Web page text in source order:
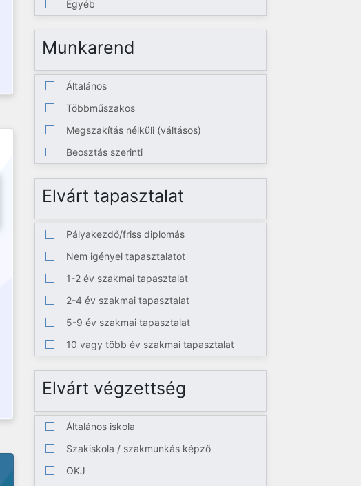
Egyéb
Munkarend
Általános
Többműszakos
Megszakítás nélküli (váltásos)
Beosztás szerinti
Elvárt tapasztalat
Pályakezdő/friss diplomás
Nem igényel tapasztalatot
1-2 év szakmai tapasztalat
2-4 év szakmai tapasztalat
5-9 év szakmai tapasztalat
10 vagy több év szakmai tapasztalat
Elvárt végzettség
Általános iskola
Szakiskola / szakmunkás képző
OKJ